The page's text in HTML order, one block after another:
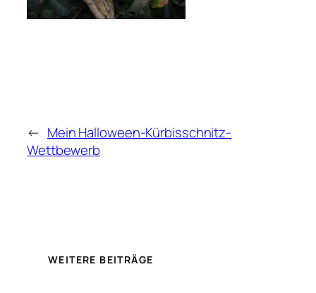
← Mein Halloween-Kürbisschnitz-
Wettbewerb
WEITERE BEITRÄGE